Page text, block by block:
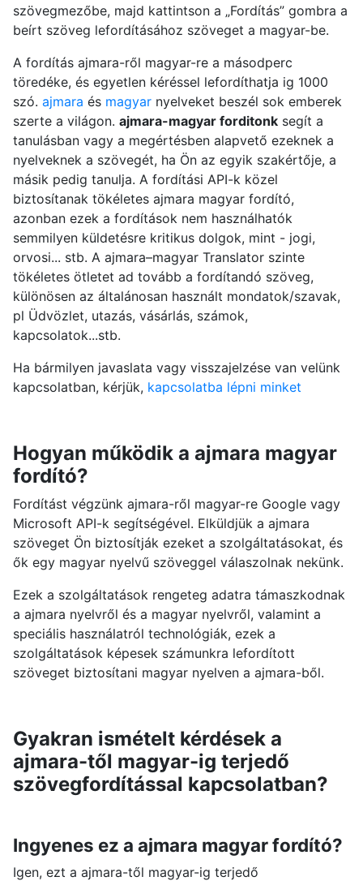
szövegmezőbe, majd kattintson a „Fordítás” gombra a
beírt szöveg lefordításához szöveget a magyar-be.
A fordítás ajmara-ről magyar-re a másodperc
töredéke, és egyetlen kéréssel lefordíthatja ig 1000
szó. ajmara és magyarnyelveket beszél sok emberek
szerte a világon. ajmara-magyar forditonksegít a
tanulásban vagy a megértésben alapvető ezeknek a
nyelveknek a szövegét, ha Ön az egyik szakértője, a
másik pedig tanulja. A fordítási API-k közel
biztosítanak tökéletes ajmara magyar fordító,
azonban ezek a fordítások nem használhatók
semmilyen küldetésre kritikus dolgok, mint - jogi,
orvosi... stb. A ajmara–magyar Translator szinte
tökéletes ötletet ad tovább a fordítandó szöveg,
különösen az általánosan használt mondatok/szavak,
pl Üdvözlet, utazás, vásárlás, számok,
kapcsolatok...stb.
Ha bármilyen javaslata vagy visszajelzése van velünk
kapcsolatban, kérjük, kapcsolatba lépni minket
Hogyan működik a ajmara magyar
fordító?
Fordítást végzünk ajmara-ről magyar-re Google vagy
Microsoft API-k segítségével. Elküldjük a ajmara
szöveget Ön biztosítják ezeket a szolgáltatásokat, és
ők egy magyar nyelvű szöveggel válaszolnak nekünk.
Ezek a szolgáltatások rengeteg adatra támaszkodnak
a ajmara nyelvről és a magyar nyelvről, valamint a
speciális használatról technológiák, ezek a
szolgáltatások képesek számunkra lefordított
szöveget biztosítani magyar nyelven a ajmara-ből.
Gyakran ismételt kérdések a
ajmara-től magyar-ig terjedő
szövegfordítással kapcsolatban?
Ingyenes ez a ajmara magyar fordító?
Igen, ezt a ajmara-től magyar-ig terjedő